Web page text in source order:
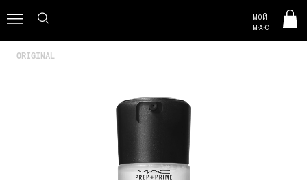
МОЙ
M·A·C
ORIGINAL